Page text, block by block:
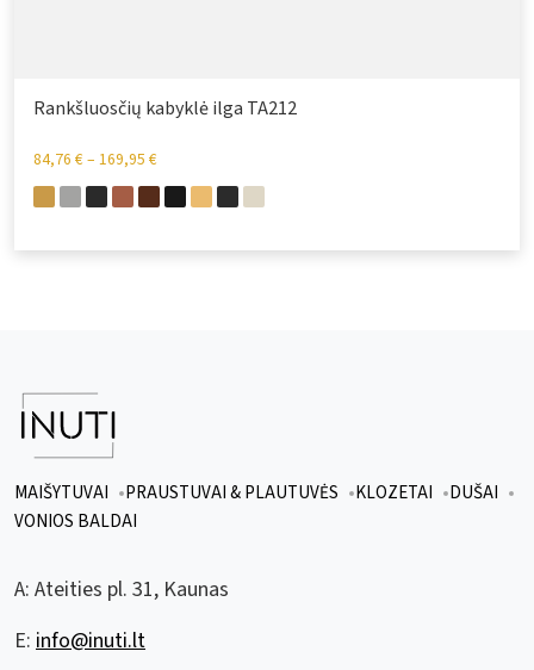
Rankšluosčių kabyklė ilga TA212
84,76 €– 169,95 €
MAIŠYTUVAI PRAUSTUVAI & PLAUTUVĖS KLOZETAI
DUŠAI
VONIOS BALDAI
A: Ateities pl. 31, Kaunas
E: info@inuti.lt